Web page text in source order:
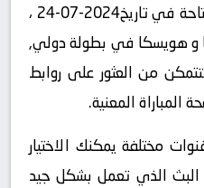
قائمة المباريات المباشرة المتاحة في تاريخ2024-07-24 ،
و هويسكا في بطولة دولي,
من العثور على روابط
المباراة المعنية.
مختلفة يمكنك الاختيار
البث الذي تعمل بشكل جيد